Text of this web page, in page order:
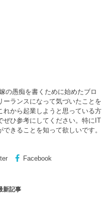
の愚痴を書くために始めたブロ
ーランスになって気づいたことを
れから起業しようと思っている方
ぜひ参考にしてください。特にIT
きることを知って欲しいです。
Facebook
新記事